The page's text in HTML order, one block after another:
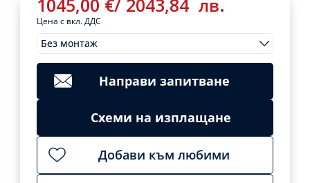
Цена с вкл. ДДС
Без монтаж
МонтажиClear
1045,00€/
2043,84
лв.Направи запитване
Схеми на изплащане
Добави към любими